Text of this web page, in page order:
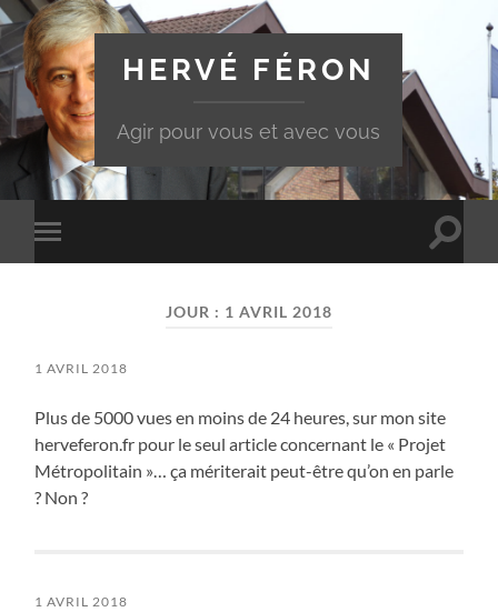
HERVÉ FÉRON
Agir pour vous et avec vous
Toggle
mobile
Toggle
JOUR : 1 AVRIL 2018
1 AVRIL 2018
Plus de 5000 vues en moins de 24 heures, sur mon site
herveferon.fr pour le seul article concernant le « Projet
Métropolitain »… ça mériterait peut-être qu’on en parle
? Non ?
1 AVRIL 2018